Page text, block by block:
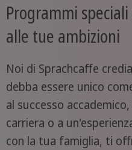
Programmi
alle tue ambizioni
Noi di Sprachcaffe
debba essere unico
al successo
carriera o a
con la tua famiglia, ti